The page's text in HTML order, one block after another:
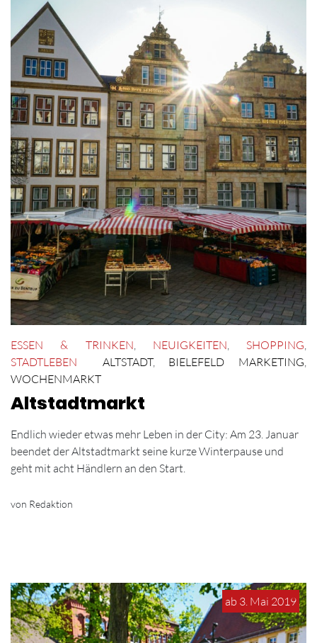
ESSEN & TRINKEN, NEUIGKEITEN, SHOPPING,
STADTLEBEN
ALTSTADT, BIELEFELD MARKETING,
WOCHENMARKT
Altstadtmarkt
Endlich wieder etwas mehr Leben in der City: Am 23. Januar
beendet der Altstadtmarkt seine kurze Winterpause und
geht mit acht Händlern an den Start.
von Redaktion
ab 3. Mai 2019